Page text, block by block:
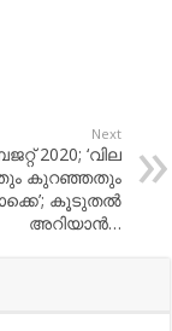
Next
2020; ‘വില
കുറഞ്ഞതും
കൂടുതല്‍
അറിയാന്‍…